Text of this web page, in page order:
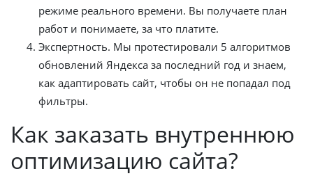
режиме реального времени. Вы получаете план
работ и понимаете, за что платите.
Экспертность. Мы протестировали 5 алгоритмов
обновлений Яндекса за последний год и знаем,
как адаптировать сайт, чтобы он не попадал под
фильтры.
Как заказать внутреннюю
оптимизацию сайта?